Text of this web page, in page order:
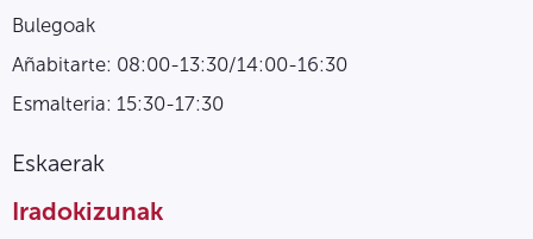
Bulegoak
Añabitarte: 08:00-13:30/14:00-16:30
Esmalteria: 15:30-17:30
Eskaerak
Iradokizunak